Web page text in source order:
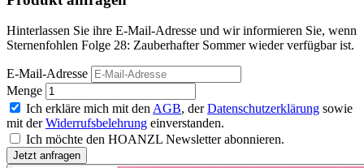
Hinterlassen Sie ihre E-Mail-Adresse und wir informieren Sie, wenn
Sternenfohlen Folge 28: Zauberhafter Sommer wieder verfügbar ist.
E-Mail-Adresse
Menge
Ich erkläre mich mit den AGB, derDatenschutzerklärung sowie
mit derWiderrufsbelehrung einverstanden.
Ich möchte den HOANZL Newsletter abonnieren.